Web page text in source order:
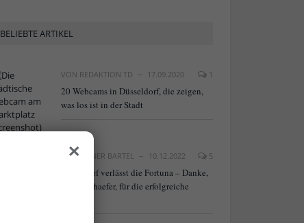
BELIEBTE ARTIKEL
VON REDAKTION TD 17.09.2020 1
20 Webcams in Düsseldorf, die zeigen,
was los ist in der Stadt
VON RAINER BARTEL 10.12.2022 5
NLZ-Chef verlässt die Fortuna – Danke,
Frank Schaefer, für die erfolgreiche
×